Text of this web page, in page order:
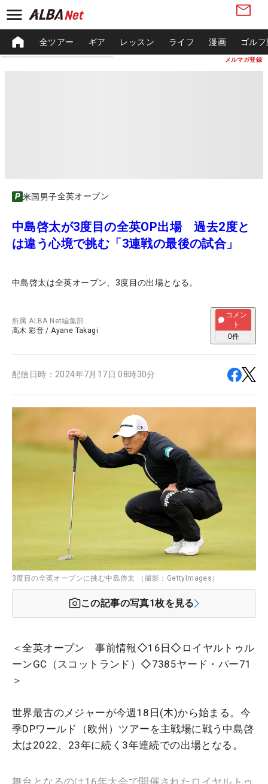
メルマガ登録
全ツアー ギア レッスン ライフ 漫画 ゴル
米国男子全英オープン
中島啓太が3度目の全英OP出場 過去2度と
は違う心境で挑む「3連戦の最後の試合」
中島啓太は全英オープン、3度目の出場となる。
所属ALBA Net編集部
高木 彩音 /Ayane Takagi
コメン
ト
0件
配信日時： 2024年7月17日 08時30分
3度目の全英オープンに挑む中島啓太 （撮影：GettyImages）
この記事の写真1枚を見る
＜全英オープン 事前情報◇16日◇ロイヤルトゥル
ーンGC（スコットランド）◇7385ヤード・パー71
＞
世界最古のメジャーが今週18日(木)から始まる。今
季DPワールド（欧州）ツアーを主戦場に戦う中島啓
太は2022、23年に続く3年連続での出場となる。
舞台となるのは16年大会で開催されたロイヤルトゥ